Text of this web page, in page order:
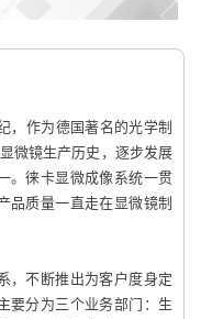
，作为德国著名的光学制
微镜生产历史，逐步发展
。徕卡显微成像系统一贯
品质量一直走在显微镜制
，不断推出为客户度身定
要分为三个业务部门：生